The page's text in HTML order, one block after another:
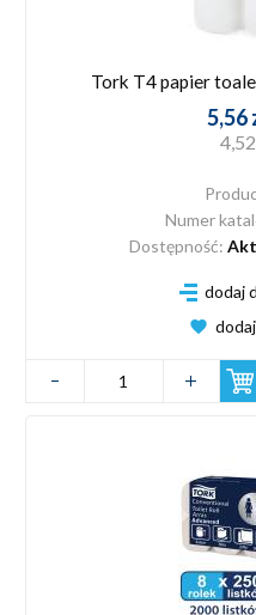
Tork T4 papier
5,56
Numer
Dostępność:
dodaj